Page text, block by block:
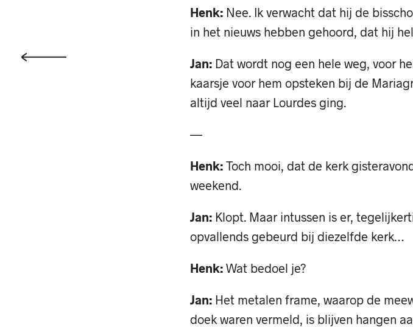
Henk: Nee. Ik verwacht dat hij de
in het nieuws hebben gehoord, dat hij
Jan: Dat wordt nog een hele weg, voor
kaarsje voor hem opsteken bij de
altijd veel naar Lourdes ging.
—
Henk: Toch mooi, dat de kerk
weekend.
Jan: Klopt. Maar intussen is er,
opvallends gebeurd bij diezelfde kerk…
Henk: Wat bedoel je?
Jan: Het metalen frame, waarop de
doek waren vermeld, is blijven hangen